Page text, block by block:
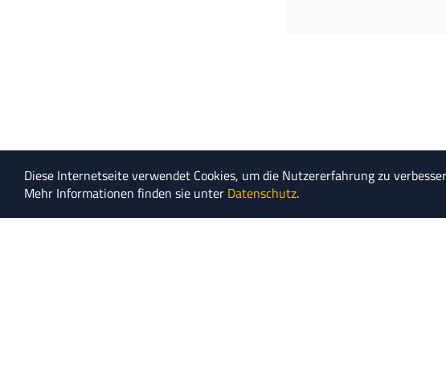
Diese Internetseite verwendet Cookies, um die Nutzererfahrung zu
Mehr Informationen finden sie unter Datenschutz.